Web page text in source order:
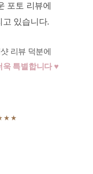
포토 리뷰에
고 있습니다.
리뷰 덕분에
욱 특별합니다 ♥